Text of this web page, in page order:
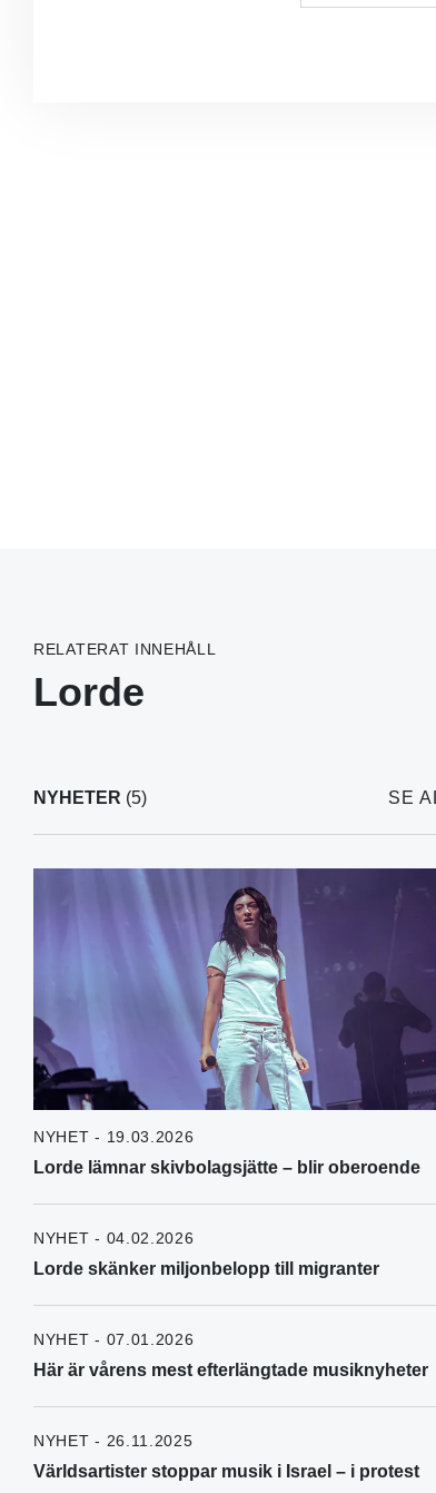
RELATERAT INNEHÅLL
Lorde
NYHETER (5) SE
NYHET - 19.03.2026
Lorde lämnar skivbolagsjätte – blir oberoende
NYHET - 04.02.2026
Lorde skänker miljonbelopp till migranter
NYHET - 07.01.2026
Här är vårens mest efterlängtade musiknyheter
NYHET - 26.11.2025
Världsartister stoppar musik i Israel – i protest